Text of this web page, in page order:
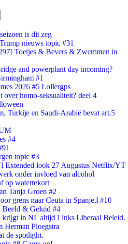
is dit zeg
nieuws topic #31
Toetjes & Bevers & Zwemmen in
and powerplant day incoming?
#1
2026 #5 Lollergps
over homo-seksualiteit? deel 4
Turkije en Saudi-Arabië bevat art.5
#4
topic #3
Extended look 27 Augustus Netflix/YT
onder invloed van alcohol
op watertekort
Tanja Groen #2
grens naar Ceuta in Spanje,l #10
Beeld & Geluid #4
krijgt in NL altijd Links Liberaal Beleid.
Herman Ploegstra
de spotlight.